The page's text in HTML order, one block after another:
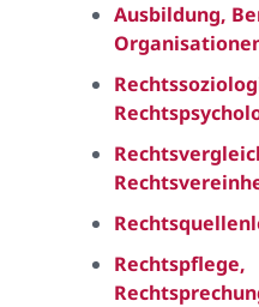
Ausbildung,
Rechtspflege,